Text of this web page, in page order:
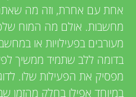
u
n
g
e
w
e
אחת עם אחרת, וזה מה
מחשבות. אולם מה המוח
מעורבים בפעילויות או
בדומה ללב שתמיד ממשיך
מפסיק את הפעילות שלו.
במיוחד אפילו בחלק מהזמן